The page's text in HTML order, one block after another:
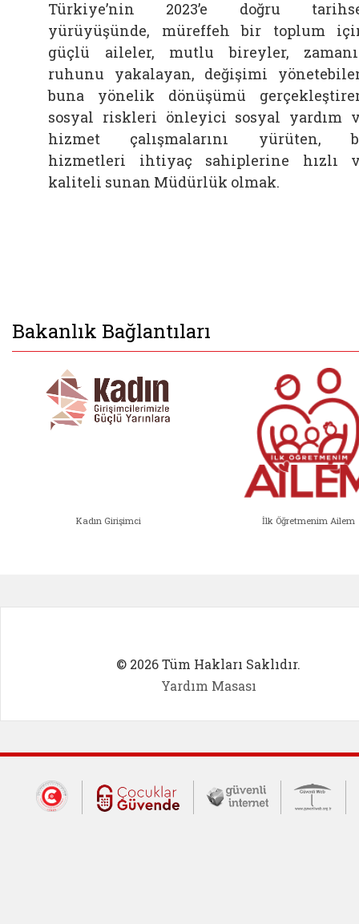
Türkiye’nin 2023’e doğru
yürüyüşünde, müreffeh bir toplum
güçlü aileler, mutlu bireyler,
ruhunu yakalayan, değişimi
buna yönelik dönüşümü
sosyal riskleri önleyici sosyal yardım
hizmet çalışmalarını yürüten,
hizmetleri ihtiyaç sahiplerine hızlı
kaliteli sunan Müdürlük olmak.
Bakanlık Bağlantıları
Kadın Girişimci İlk Öğretmenim Ailem
© 2026 Tüm Hakları Saklıdır.
Yardım Masası
Dış Bağlantılar
Cumhurbaşkanlığı İletişim Merkezi
Çocuklar Güvende (yeni
Güvenli